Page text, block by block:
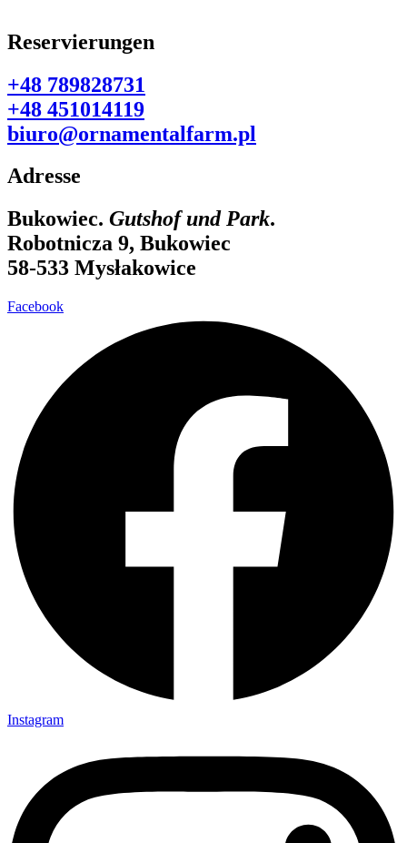
Reservierungen
+48 789828731
+48 451014119
biuro@ornamentalfarm.pl
Adresse
Bukowiec. Gutshof und Park.
Robotnicza 9, Bukowiec
58-533 Mysłakowice
Facebook
Instagram